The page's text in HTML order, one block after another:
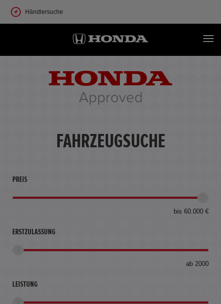
Händlersuche
FAHRZEUGSUCHE
PREIS
bis 60.000 €
ERSTZULASSUNG
ab 2000
LEISTUNG